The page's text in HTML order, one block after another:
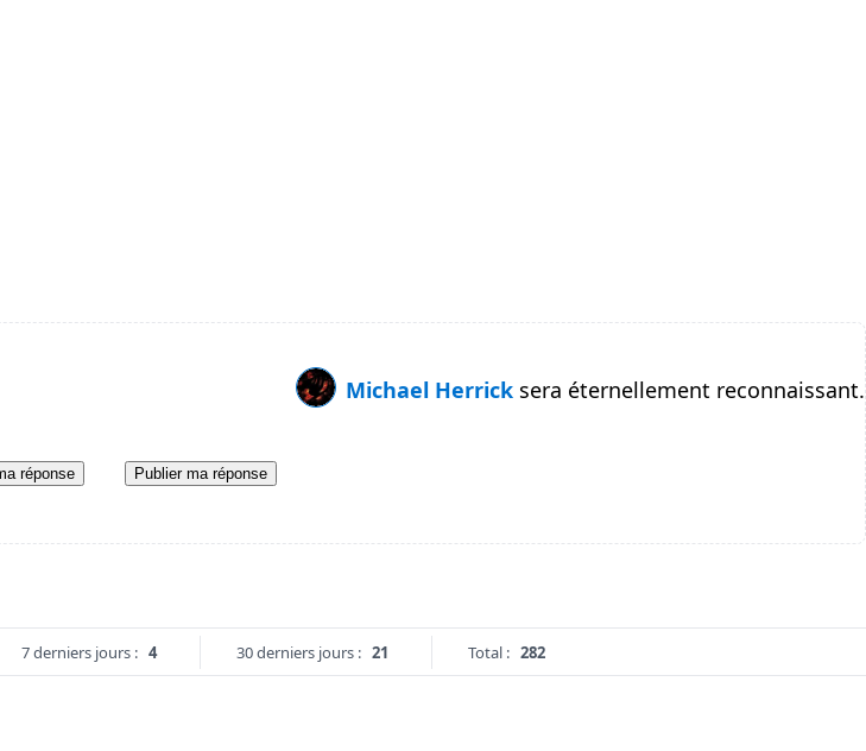
Michael Herrick sera éternellement reconnaissant.
réponse Publier ma réponse
7 derniers jours : 4 30 derniers jours : 21 Total : 282